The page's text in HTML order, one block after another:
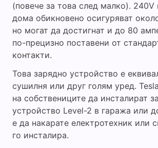
(повече за това след малко). 240V
дома обикновено осигуряват
но могат да достигнат и до 80
по-прецизно поставени от
контакти.
Това зарядно устройство е
сушилня или друг голям уред.
на собствениците да инсталират
устройство Level-2 в гаража или
е да накарате електротехник или
го инсталира.